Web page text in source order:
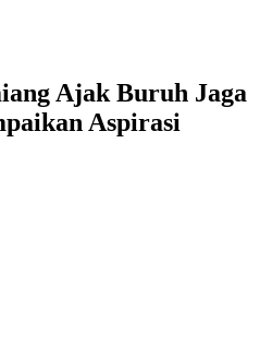
Ajak Buruh Jaga
Aspirasi